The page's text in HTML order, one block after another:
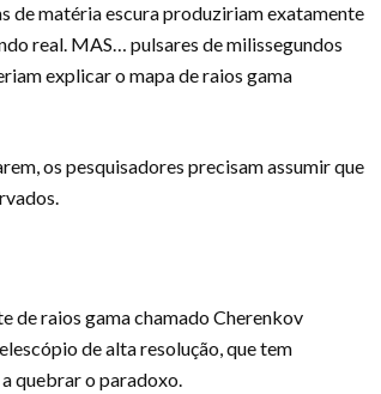
de matéria escura produziriam exatamente
real. MAS… pulsares de milissegundos
explicar o mapa de raios gama
os pesquisadores precisam assumir que
de raios gama chamado Cherenkov
de alta resolução, que tem
quebrar o paradoxo.